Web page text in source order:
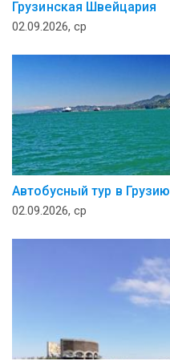
Грузинская Швейцария
02.09.2026, ср
Автобусный тур в Грузию
02.09.2026, ср